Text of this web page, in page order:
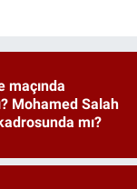
maçında
Mohamed Salah
mı?